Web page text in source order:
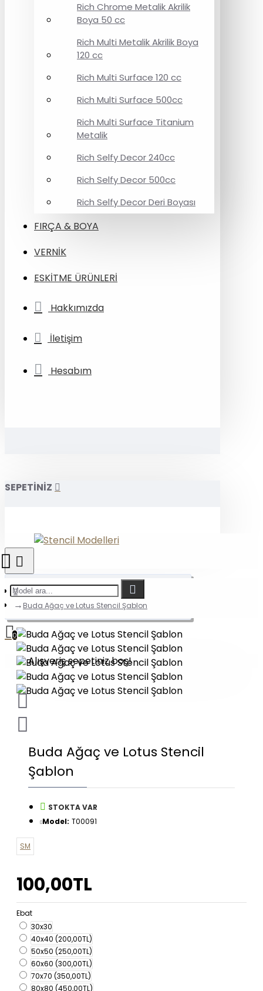
Rich Chrome Metalik Akrilik
Boya 50 cc
Rich Multi Metalik Akrilik Boya
120 cc
Rich Multi Surface 120 cc
Rich Multi Surface 500cc
Rich Multi Surface Titanium
Metalik
Rich Selfy Decor 240cc
Rich Selfy Decor 500cc
Rich Selfy Decor Deri Boyası
FIRÇA & BOYA
VERNİK
ESKİTME ÜRÜNLERİ
Hakkımızda
İletişim
Hesabım
SEPETİNİZ
0
Alışveriş sepetiniz boş!
Buda Ağaç ve Lotus Stencil Şablon
Buda Ağaç ve Lotus Stencil
Şablon
STOKTA VAR
Model: T00091
SM
100,00TL
Ebat
30x30
40x40 (200,00TL)
50x50 (250,00TL)
60x60 (300,00TL)
70x70 (350,00TL)
80x80 (450,00TL)